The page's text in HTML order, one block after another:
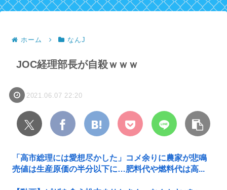
ホーム なんJ
JOC経理部長が自殺ｗｗｗ
2021.06.07 22:20
「高市総理には愛想尽かした」コメ余りに農家が悲鳴
売値は生産原価の半分以下に…肥料代や燃料代は高...